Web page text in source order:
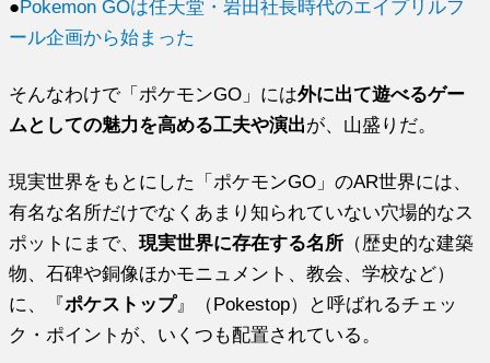
● Pokemon GOは任天堂・岩田社長時代のエイプリルフ
ール企画から始まった
そんなわけで「ポケモンGO」には外に出て遊べるゲー
ムとしての魅力を高める工夫や演出が、山盛りだ。
現実世界をもとにした「ポケモンGO」のAR世界には、
有名な名所だけでなくあまり知られていない穴場的なス
ポットにまで、現実世界に存在する名所 （歴史的な建築
物、石碑や銅像ほかモニュメント、教会、学校など）
に、『ポケストップ』（Pokestop）と呼ばれるチェッ
ク・ポイントが、いくつも配置されている。